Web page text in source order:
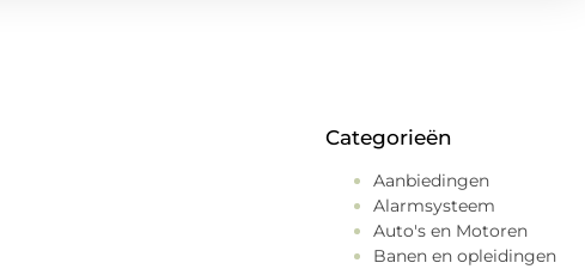
Categorieën
Aanbiedingen
Alarmsysteem
Auto's en Motoren
Banen en opleidingen